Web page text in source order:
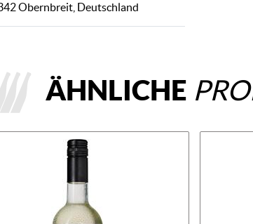
Obernbreit, Deutschland
ÄHNLICHE